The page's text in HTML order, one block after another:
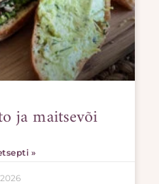
ja maitsevõi
»